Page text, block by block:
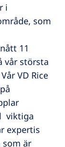
i
som
11
vår största
VD Rice
viktiga
expertis
som är